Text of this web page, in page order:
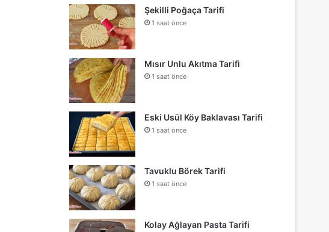
Şekilli Poğaça Tarifi
1 saat önce
Mısır Unlu Akıtma Tarifi
1 saat önce
Eski Usül Köy Baklavası Tarifi
1 saat önce
Tavuklu Börek Tarifi
1 saat önce
Kolay Ağlayan Pasta Tarifi